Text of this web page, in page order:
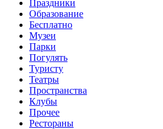
Праздники
Образование
Бесплатно
Музеи
Парки
Погулять
Туристу
Театры
Пространства
Клубы
Прочее
Рестораны